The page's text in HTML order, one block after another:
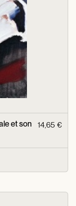
et son
14,65 €